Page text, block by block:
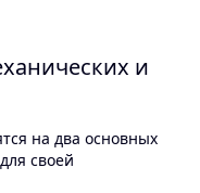
и
на два основных
своей